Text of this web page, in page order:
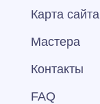
Карта сайта
Мастера
Контакты
FAQ